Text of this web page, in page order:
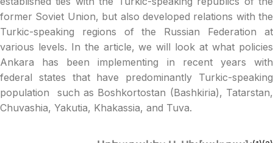
former Soviet Union, but also developed relations with the
Turkic-speaking regions of the Russian Federation at
various levels. In the article, we will look at what policies
Ankara has been implementing in recent years with
federal states that have predominantly Turkic-speaking
population such as Boshkortostan (Bashkiria), Tatarstan,
Chuvashia, Yakutia, Khakassia, and Tuva.